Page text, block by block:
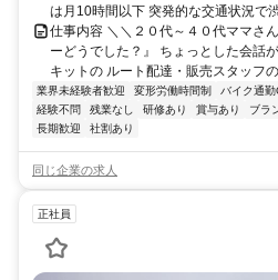
は月10時間以下 突発的な交通状況で
仕事内容 ＼＼２０代～４０代ママさ
ーどうでした？』 ちょっとした会話
キットの ルート配達・販売スタッフ
業界未経験者歓迎 変形労働時間制 バイク通勤
経験不問
残業なし 研修あり 賞与あり ブラ
長期歓迎
社割あり
同じ企業の求人
正社員